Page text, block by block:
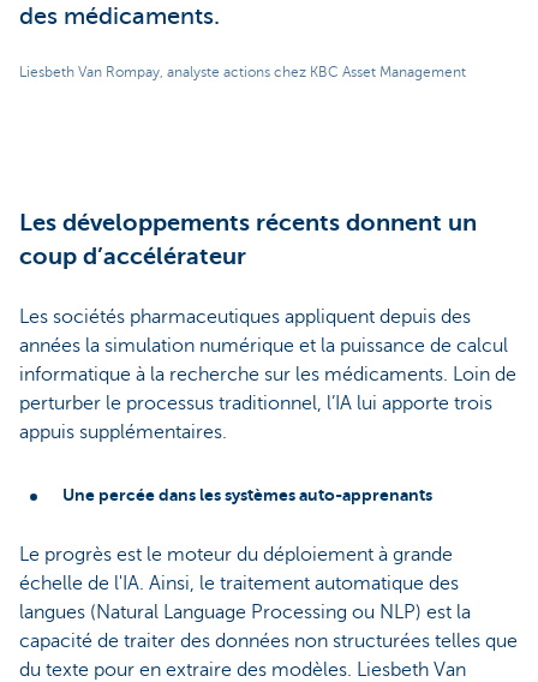
des médicaments.
Liesbeth Van Rompay, analyste actions chez KBC Asset Management
Les développements récents donnent un
coup d’accélérateur
Les sociétés pharmaceutiques appliquent depuis des
années la simulation numérique et la puissance de calcul
informatique à la recherche sur les médicaments. Loin de
perturber le processus traditionnel, l’IA lui apporte trois
appuis supplémentaires.
Une percée dans les systèmes auto-apprenants
Le progrès est le moteur du déploiement à grande
échelle de l'IA. Ainsi, le traitement automatique des
langues (Natural Language Processing ou NLP) est la
capacité de traiter des données non structurées telles que
du texte pour en extraire des modèles. Liesbeth Van